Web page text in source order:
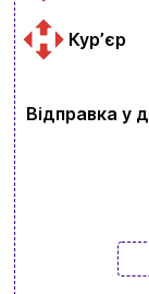
Курʼєр
Відправка у